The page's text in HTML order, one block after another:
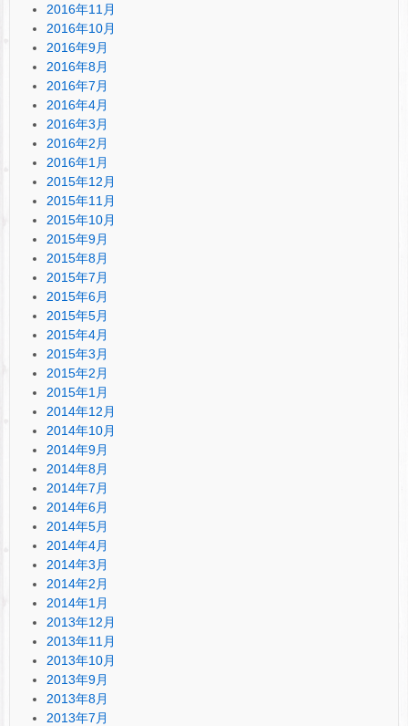
2016年11月
2016年10月
2016年9月
2016年8月
2016年7月
2016年4月
2016年3月
2016年2月
2016年1月
2015年12月
2015年11月
2015年10月
2015年9月
2015年8月
2015年7月
2015年6月
2015年5月
2015年4月
2015年3月
2015年2月
2015年1月
2014年12月
2014年10月
2014年9月
2014年8月
2014年7月
2014年6月
2014年5月
2014年4月
2014年3月
2014年2月
2014年1月
2013年12月
2013年11月
2013年10月
2013年9月
2013年8月
2013年7月